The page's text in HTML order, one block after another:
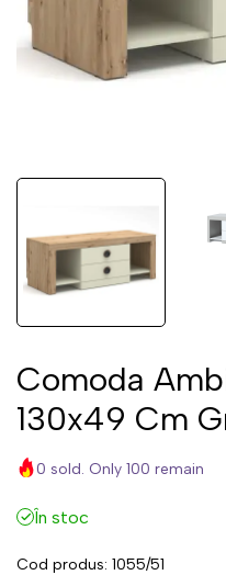
Comoda
130x49 Cm
0 sold. Only 100 remain
În stoc
Cod produs: 1055/51